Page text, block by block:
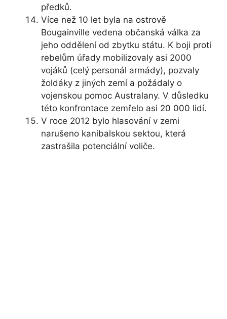
předků.
Více než 10 let byla na ostrově
Bougainville vedena občanská válka za
jeho oddělení od zbytku státu. K boji proti
rebelům úřady mobilizovaly asi 2000
vojáků (celý personál armády), pozvaly
žoldáky z jiných zemí a požádaly o
vojenskou pomoc Australany. V důsledku
této konfrontace zemřelo asi 20 000 lidí.
V roce 2012 bylo hlasování v zemi
narušeno kanibalskou sektou, která
zastrašila potenciální voliče.